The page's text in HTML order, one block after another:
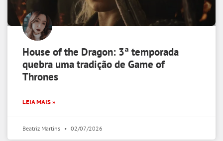
House of the Dragon: 3ª temporada
quebra uma tradição de Game of
Thrones
LEIA MAIS »
Beatriz Martins 02/07/2026